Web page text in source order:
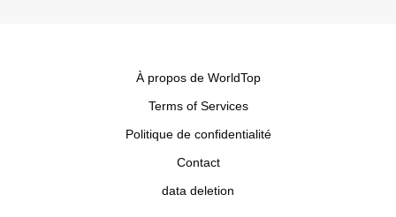
À propos de WorldTop
Terms of Services
Politique de confidentialité
Contact
data deletion